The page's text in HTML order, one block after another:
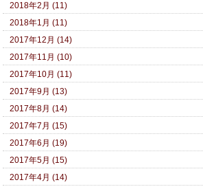
2018年2月 (11)
2018年1月 (11)
2017年12月 (14)
2017年11月 (10)
2017年10月 (11)
2017年9月 (13)
2017年8月 (14)
2017年7月 (15)
2017年6月 (19)
2017年5月 (15)
2017年4月 (14)